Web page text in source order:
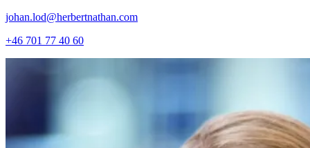
johan.lod@herbertnathan.com
+46 701 77 40 60